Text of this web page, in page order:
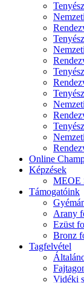
Online
Képzések
MEOE
Támogatóink
Arany
Ezüst
Bronz
Tagfelvétel
Vidéki